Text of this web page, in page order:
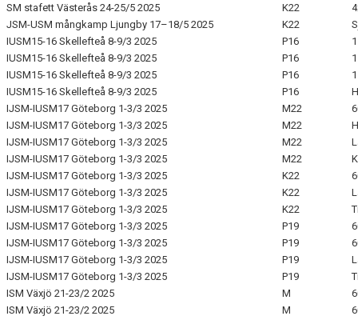
SM stafett Västerås 24-25/5 2025
K22
JSM-USM mångkamp Ljungby 17–18/5 2025
K22
IUSM15-16 Skellefteå 8-9/3 2025
P16
IUSM15-16 Skellefteå 8-9/3 2025
P16
IUSM15-16 Skellefteå 8-9/3 2025
P16
IUSM15-16 Skellefteå 8-9/3 2025
P16
IJSM-IUSM17 Göteborg 1-3/3 2025
M22
IJSM-IUSM17 Göteborg 1-3/3 2025
M22
IJSM-IUSM17 Göteborg 1-3/3 2025
M22
IJSM-IUSM17 Göteborg 1-3/3 2025
M22
IJSM-IUSM17 Göteborg 1-3/3 2025
K22
IJSM-IUSM17 Göteborg 1-3/3 2025
K22
IJSM-IUSM17 Göteborg 1-3/3 2025
K22
IJSM-IUSM17 Göteborg 1-3/3 2025
P19
IJSM-IUSM17 Göteborg 1-3/3 2025
P19
IJSM-IUSM17 Göteborg 1-3/3 2025
P19
IJSM-IUSM17 Göteborg 1-3/3 2025
P19
ISM Växjö 21-23/2 2025
M
ISM Växjö 21-23/2 2025
M